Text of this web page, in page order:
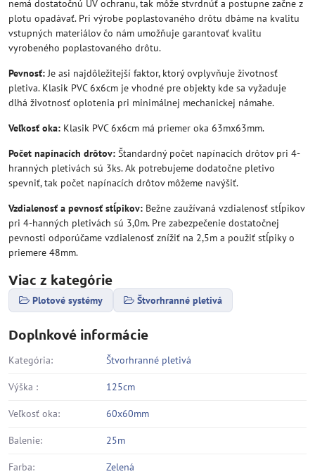
nemá dostatočnú UV ochranu, tak môže stvrdnúť a postupne začne z
plotu opadávať. Pri výrobe poplastovaného drôtu dbáme na kvalitu
vstupných materiálov čo nám umožňuje garantovať kvalitu
vyrobeného poplastovaného drôtu.
Pevnosť:Je asi najdôležitejší faktor, ktorý ovplyvňuje životnosť
pletiva. Klasik PVC 6x6cm je vhodné pre objekty kde sa vyžaduje
dlhá životnosť oplotenia pri minimálnej mechanickej námahe.
Veľkosť oka: Klasik PVC 6x6cm má priemer oka 63mx63mm.
Počet napínacích drôtov: Štandardný počet napínacích drôtov pri 4-
hranných pletivách sú 3ks. Ak potrebujeme dodatočne pletivo
spevniť, tak počet napínacích drôtov môžeme navýšiť.
Vzdialenosť a pevnosť stĺpikov: Bežne zaužívaná vzdialenosť stĺpikov
pri 4-hanných pletivách sú 3,0m. Pre zabezpečenie dostatočnej
pevnosti odporúčame vzdialenosť znížiť na 2,5m a použiť stĺpiky o
priemere 48mm.
Viac z kategórie
Plotové systémy Štvorhranné pletivá
Doplnkové informácie
Kategória: Štvorhranné pletivá
Výška : 125cm
Veľkosť oka: 60x60mm
Balenie: 25m
Farba: Zelená